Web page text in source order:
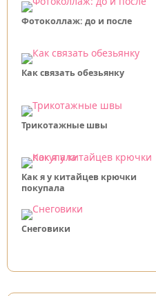
Фотоколлаж: до и после
Как связать обезьянку
Трикотажные швы
Как я у китайцев крючки
покупала
Снеговики